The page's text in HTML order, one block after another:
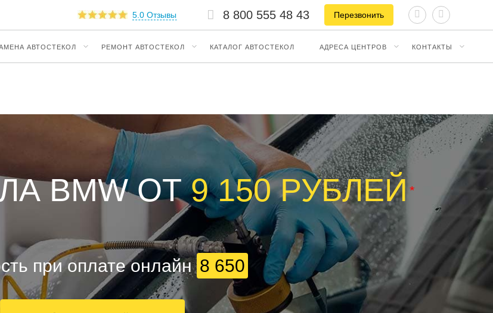
5.0 Отзывы 8 800 555 48 43 Перезвонить
АВТОСТЕКОЛ РЕМОНТ АВТОСТЕКОЛ КАТАЛОГ АВТОСТЕКОЛ АДРЕСА ЦЕНТРОВ КОНТАКТЫ
BMW ОТ9 150 РУБЛЕЙ *
при оплате онлайн8 650